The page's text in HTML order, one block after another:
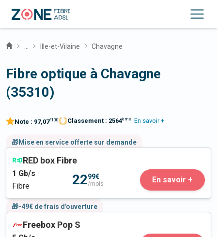
Ille-et-Vilaine Chavagne
Fibre optique à Chavagne
(35310)
Note : 97,07/100 Classement : 2564ème En savoir +
🎁Mise en service offerte sur demande
RED box Fibre
1 Gb/s
Fibre
2299€
/mois En savoir +
🎁-49€ de frais d'ouverture
Freebox Pop S